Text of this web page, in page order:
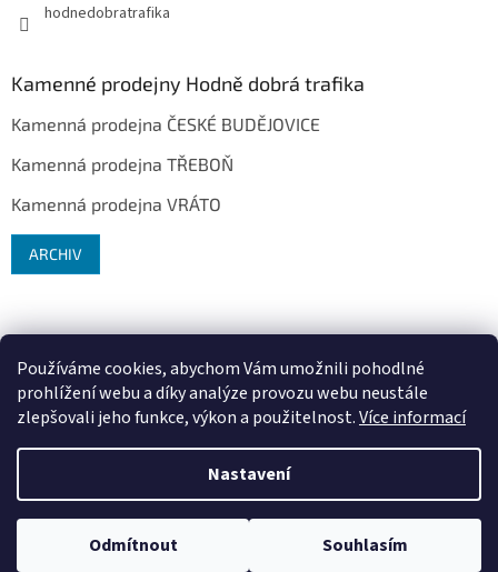
Používáme cookies, abychom Vám umožnili pohodlné
prohlížení webu a díky analýze provozu webu neustále
zlepšovali jeho funkce, výkon a použitelnost.Více informací
Nastavení
Odmítnout Souhlasím
hodnedobratrafika
Kamenné prodejny Hodně dobrá trafika
Kamenná prodejna ČESKÉ BUDĚJOVICE
Kamenná prodejna TŘEBOŇ
Kamenná prodejna VRÁTO
ARCHIV
Copyright 2026Hodně dobrá trafika ®. Všechna práva vyhrazena.
Upravit nastavení cookies